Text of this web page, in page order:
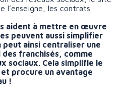
l’enseigne, les contrats
aident à mettre en œuvre
peuvent aussi simplifier
ainsi centraliser une
franchisés, comme
sociaux. Cela simplifie le
procure un avantage
!